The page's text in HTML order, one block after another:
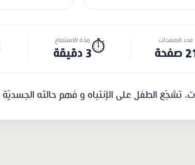
عدد الصفحات
21 صفحة ⏱️ مدّة الاستماع
3 دقيقة